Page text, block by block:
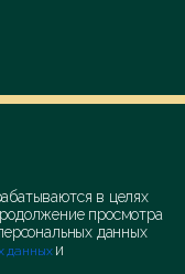
в целях
просмотра
данных
данных и